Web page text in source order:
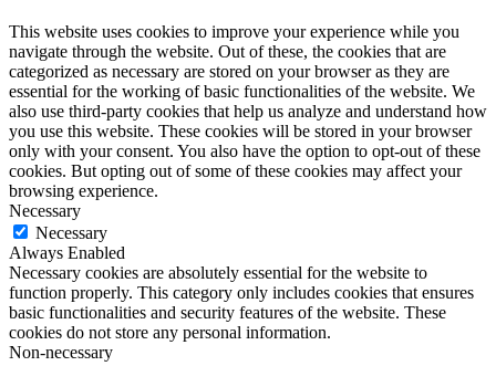
This website uses cookies to improve your experience while you
navigate through the website. Out of these, the cookies that are
categorized as necessary are stored on your browser as they are
essential for the working of basic functionalities of the website. We
also use third-party cookies that help us analyze and understand how
you use this website. These cookies will be stored in your browser
only with your consent. You also have the option to opt-out of these
cookies. But opting out of some of these cookies may affect your
browsing experience.
Necessary
Necessary
Always Enabled
Necessary cookies are absolutely essential for the website to
function properly. This category only includes cookies that ensures
basic functionalities and security features of the website. These
cookies do not store any personal information.
Non-necessary